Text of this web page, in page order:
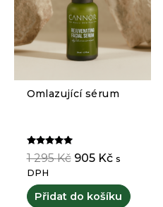
Hodnocení
5.00
z 5
Omlazující sérum
1 295Kč Původní
byla:
1
905 KčAktuální
je:
905 Kč.
s
DPH
Přidat do košíku